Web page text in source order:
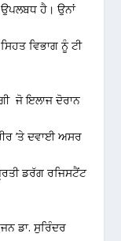
ਹੈ। ਉਨਾਂ
ਵਿਭਾਗ ਨੂੰ ਟੀ
ਜੋ ਇਲਾਜ ਦੋਰਾਨ
’ਤੇ ਦਵਾਈ ਅਸਰ
ਡਰੱਗ ਰਜਿਸਟੈਂਟ
ਡਾ. ਸੁਰਿੰਦਰ